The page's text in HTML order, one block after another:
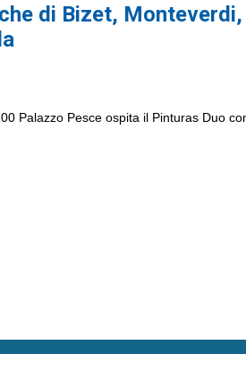
di Bizet,
Palazzo Pesce ospita il Pinturas Duo